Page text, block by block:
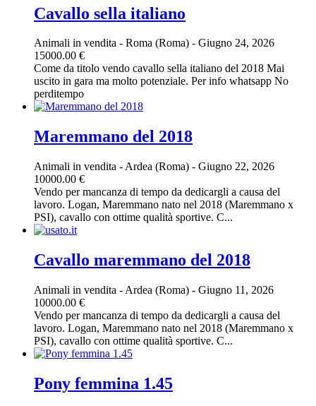
Cavallo sella italiano
Animali in vendita - Roma (Roma) - Giugno 24, 2026
15000.00 €
Come da titolo vendo cavallo sella italiano del 2018 Mai
uscito in gara ma molto potenziale. Per info whatsapp No
perditempo
Maremmano del 2018
Animali in vendita - Ardea (Roma) - Giugno 22, 2026
10000.00 €
Vendo per mancanza di tempo da dedicargli a causa del
lavoro. Logan, Maremmano nato nel 2018 (Maremmano x
PSI), cavallo con ottime qualità sportive. C...
Cavallo maremmano del 2018
Animali in vendita - Ardea (Roma) - Giugno 11, 2026
10000.00 €
Vendo per mancanza di tempo da dedicargli a causa del
lavoro. Logan, Maremmano nato nel 2018 (Maremmano x
PSI), cavallo con ottime qualità sportive. C...
Pony femmina 1.45